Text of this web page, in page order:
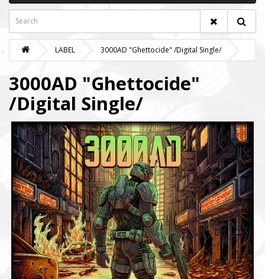
LABEL 3000AD "Ghettocide" /Digital Single/
3000AD "Ghettocide"
/Digital Single/